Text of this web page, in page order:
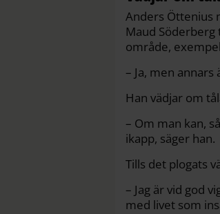
Anders Öttenius
Maud
område,
– Ja, men
Han vädjar om
– Om man kan,
ikapp, säger han.
Tills det plogats
– Jag är vid god
med livet som